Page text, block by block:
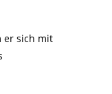
sich mit